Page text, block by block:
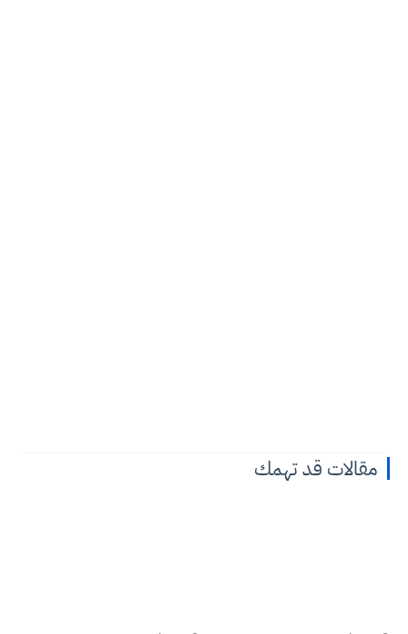
مقالات قد تهمك